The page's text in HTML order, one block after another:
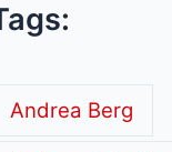
Andrea Berg